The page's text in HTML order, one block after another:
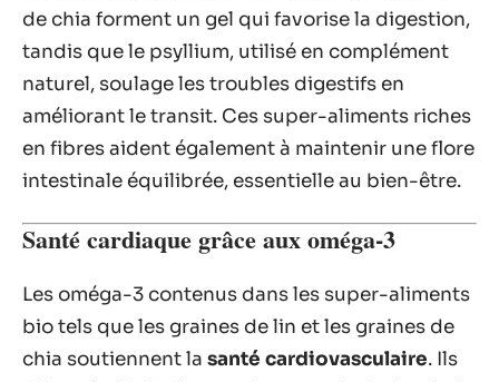
de chia forment un gel qui favorise la digestion,
tandis que le psyllium, utilisé en complément
naturel, soulage les troubles digestifs en
améliorant le transit. Ces super-aliments riches
en fibres aident également à maintenir une flore
intestinale équilibrée, essentielle au bien-être.
Santé cardiaque grâce aux oméga-3
Les oméga-3 contenus dans les super-aliments
bio tels que les graines de lin et les graines de
chia soutiennent la santé cardiovasculaire. Ils